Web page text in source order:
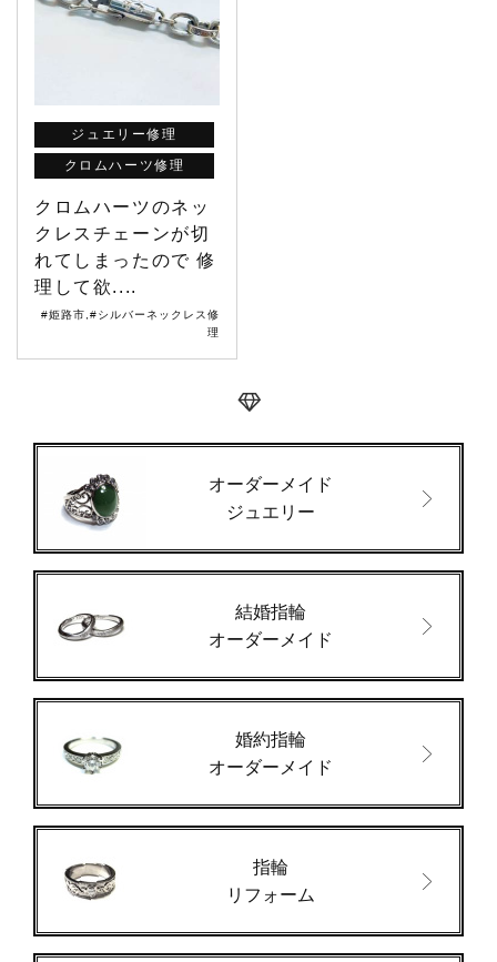
ジュエリー修理
クロムハーツ修理
クロムハーツのネッ
クレスチェーンが切
れてしまったので 修
理して欲....
#姫路市 #シルバーネックレス修
理
オーダーメイド
ジュエリー
結婚指輪
オーダーメイド
婚約指輪
オーダーメイド
指輪
リフォーム